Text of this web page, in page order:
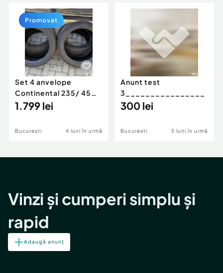
Servicii
Animale de companie
Afaceri și echipamente profesionale
Inchiriere Bunuri si Vehicule
Utilaje agricole si industriale
Piese auto si accesorii
Dacia Duster
Set 4 anvelope
Continental 235/ 45
R18 V - IARNA
1.799 lei
Bucuresti 4 luni în urmă
Promovat
Anunt test
3________________
300 lei
Bucuresti 5 luni în urmă
Vinzi și cumperi simplu și
rapid
Adaugă anunț